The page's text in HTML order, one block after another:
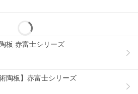
板 赤富士シリーズ
陶板】赤富士シリーズ